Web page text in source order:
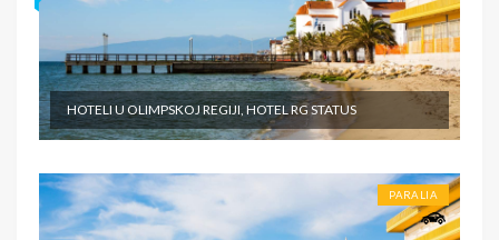
HOTELI U OLIMPSKOJ REGIJI, HOTEL RG STATUS
PARALIA